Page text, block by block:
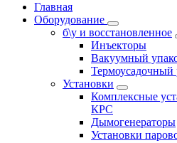
Главная
Оборудование
б\у и восстановленное
Инъекторы
Вакуумный
Термоусадочный
Установки
Комплексные
КРС
Дымогенераторы
Установки